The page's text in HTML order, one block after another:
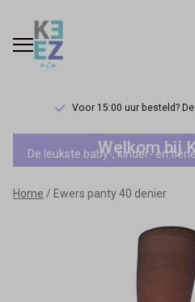
Voor 15:00 uur besteld?
Ewers
panty
40
Welkom bij
De leukste baby-, kinder- en
Home Ewers panty 40 denier